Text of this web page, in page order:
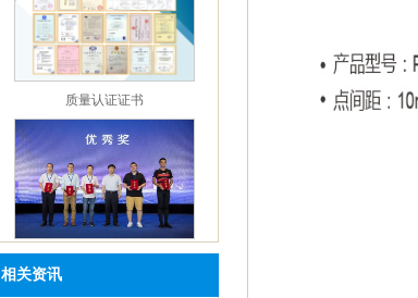
质量认证证书
国家科技局科技创新项目
相关资讯